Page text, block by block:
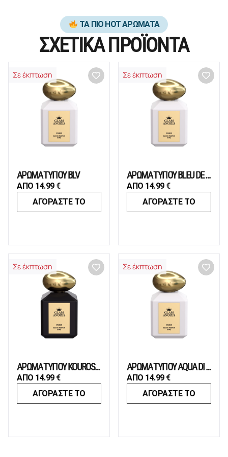
ΤΑ ΠΙΟ HOT ΑΡΩΜΑΤΑ
ΣΧΕΤΙΚΑ ΠΡΟΪΟΝΤΑ
Σε έκπτωση
ΑΡΩΜΑ ΤΥΠΟΥ BLV
ΑΠΟ 14.99 €
ΑΓΟΡΑΣΤΕ ΤΟ
Σε έκπτωση
ΑΡΩΜΑ ΤΥΠΟΥ BLEU DE CHANEL
ΑΠΟ 14.99 €
ΑΓΟΡΑΣΤΕ ΤΟ
Σε έκπτωση
ΑΡΩΜΑ ΤΥΠΟΥ KOUROS BODY
ΑΠΟ 14.99 €
ΑΓΟΡΑΣΤΕ ΤΟ
Σε έκπτωση
ΑΡΩΜΑ ΤΥΠΟΥ AQUA DI PARMA COLOGNIA CLUB
ΑΠΟ 14.99 €
ΑΓΟΡΑΣΤΕ ΤΟ